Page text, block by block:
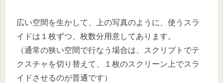
広い空間を生かして、上の写真のように、使うスラ
イドは１枚ずつ、枚数分用意してあります。
（通常の狭い空間で行なう場合は、スクリプトでテ
クスチャを切り替えて、１枚のスクリーン上でスラ
イドさせるのが普通です）